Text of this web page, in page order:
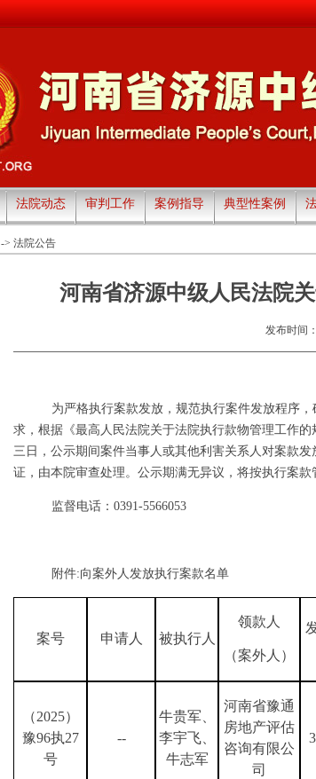
法院动态 审判工作 案例指导 典型性案例
-> 法院公告
河南省济源中级人民法院
发布时间
为严格执行案款发放，规范执行案件发放程序
求，根据《最高人民法院关于法院执行款物管理工作
三日，公示期间案件当事人或其他利害关系人对案款
证，由本院审查处理。公示期满无异议，将按执行案款
监督电话：0391-5566053
附件:向案外人发放执行案款名单
案号 申请人 被执行人
领款人
（案外人）
（2025）
豫96执27
号
--
牛贵军、
李宇飞、
牛志军
河南省豫通
房地产评估
咨询有限公
司